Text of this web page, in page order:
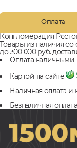
Оплата
Конгломерация
Товары из наличия со
до 300 000 руб.
Оплата наличными
Картой на сайте
Наличная оплата и
Безналичная